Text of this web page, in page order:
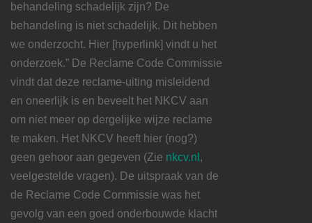
behandeling schadelijk zijn? De
behandeling is niet schadelijk. Dit hebben
we onderzocht. Hier [hyperlink] vindt u het
onderzoek.” De Reclame Code Commissie
vindt dat deze reclame-uiting misleidend
en oneerlijk is en beveelt het NKCV aan
om niet meer op dergelijke wijze reclame
te maken. Het NKCV heeft hier (nog?)
geen gehoor aan gegeven (Zie nkcv.nl ,
veelgestelde vragen). De uitspraak van de
de Reclame Code Commissie was het
gevolg van een goed onderbouwde klacht